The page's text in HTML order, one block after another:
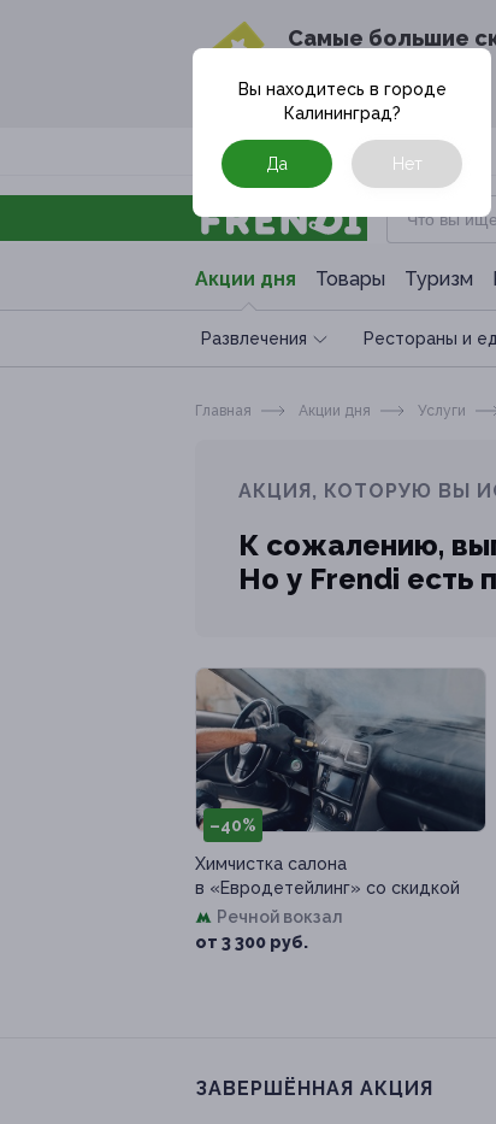
Cамые большие
в твоём
Москва
Акции дня Товары Туризм
Развлечения Рестораны и
Вы находитесь в городе
Калининград?
Да Нет
Главная Акции дня Услуги
АКЦИЯ, КОТОРУЮ ВЫ
К сожалению,
Но у Frendi есть
–40%
Химчистка салона
в «Евродетейлинг» со скидкой
Речной вокзал
от 3 300 руб.
ЗАВЕРШЁННАЯ АКЦИЯ